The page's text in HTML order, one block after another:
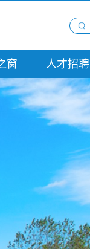
窗 人才招聘